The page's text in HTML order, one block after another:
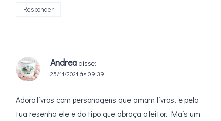
Responder
Andrea disse:
25/11/2021 às 09:39
Adoro livros com personagens que amam livros, e pela
tua resenha ele é do tipo que abraça o leitor. Mais um